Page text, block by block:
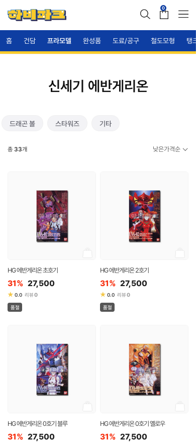
0
홈 건담 프라모델 완성품 도료/공구 철도모형 탱크
신세기 에반게리온
드래곤 볼 스타워즈 기타
총 33개 낮은가격순
HG 에반게리온 초호기
31% 27,500
★ 0.0 리뷰0
품절
HG 에반게리온 2호기
31% 27,500
★ 0.0 리뷰0
품절
HG 에반게리온 0호기 블루
31% 27,500
HG 에반게리온 0호기 옐로우
31% 27,500